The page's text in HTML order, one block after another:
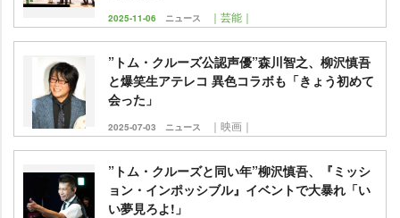
2025-11-06 ニュース ｜芸能｜
”トム・クルーズ公認声優”森川智之、柳沢慎吾
と爆笑生アテレコ 異色コラボも「きょう初めて
会った」
2025-07-03 ニュース ｜映画｜
”トム・クルーズと同い年”柳沢慎吾、『ミッシ
ョン・インポッシブル』イベントで大暴れ「い
い夢見ろよ!」